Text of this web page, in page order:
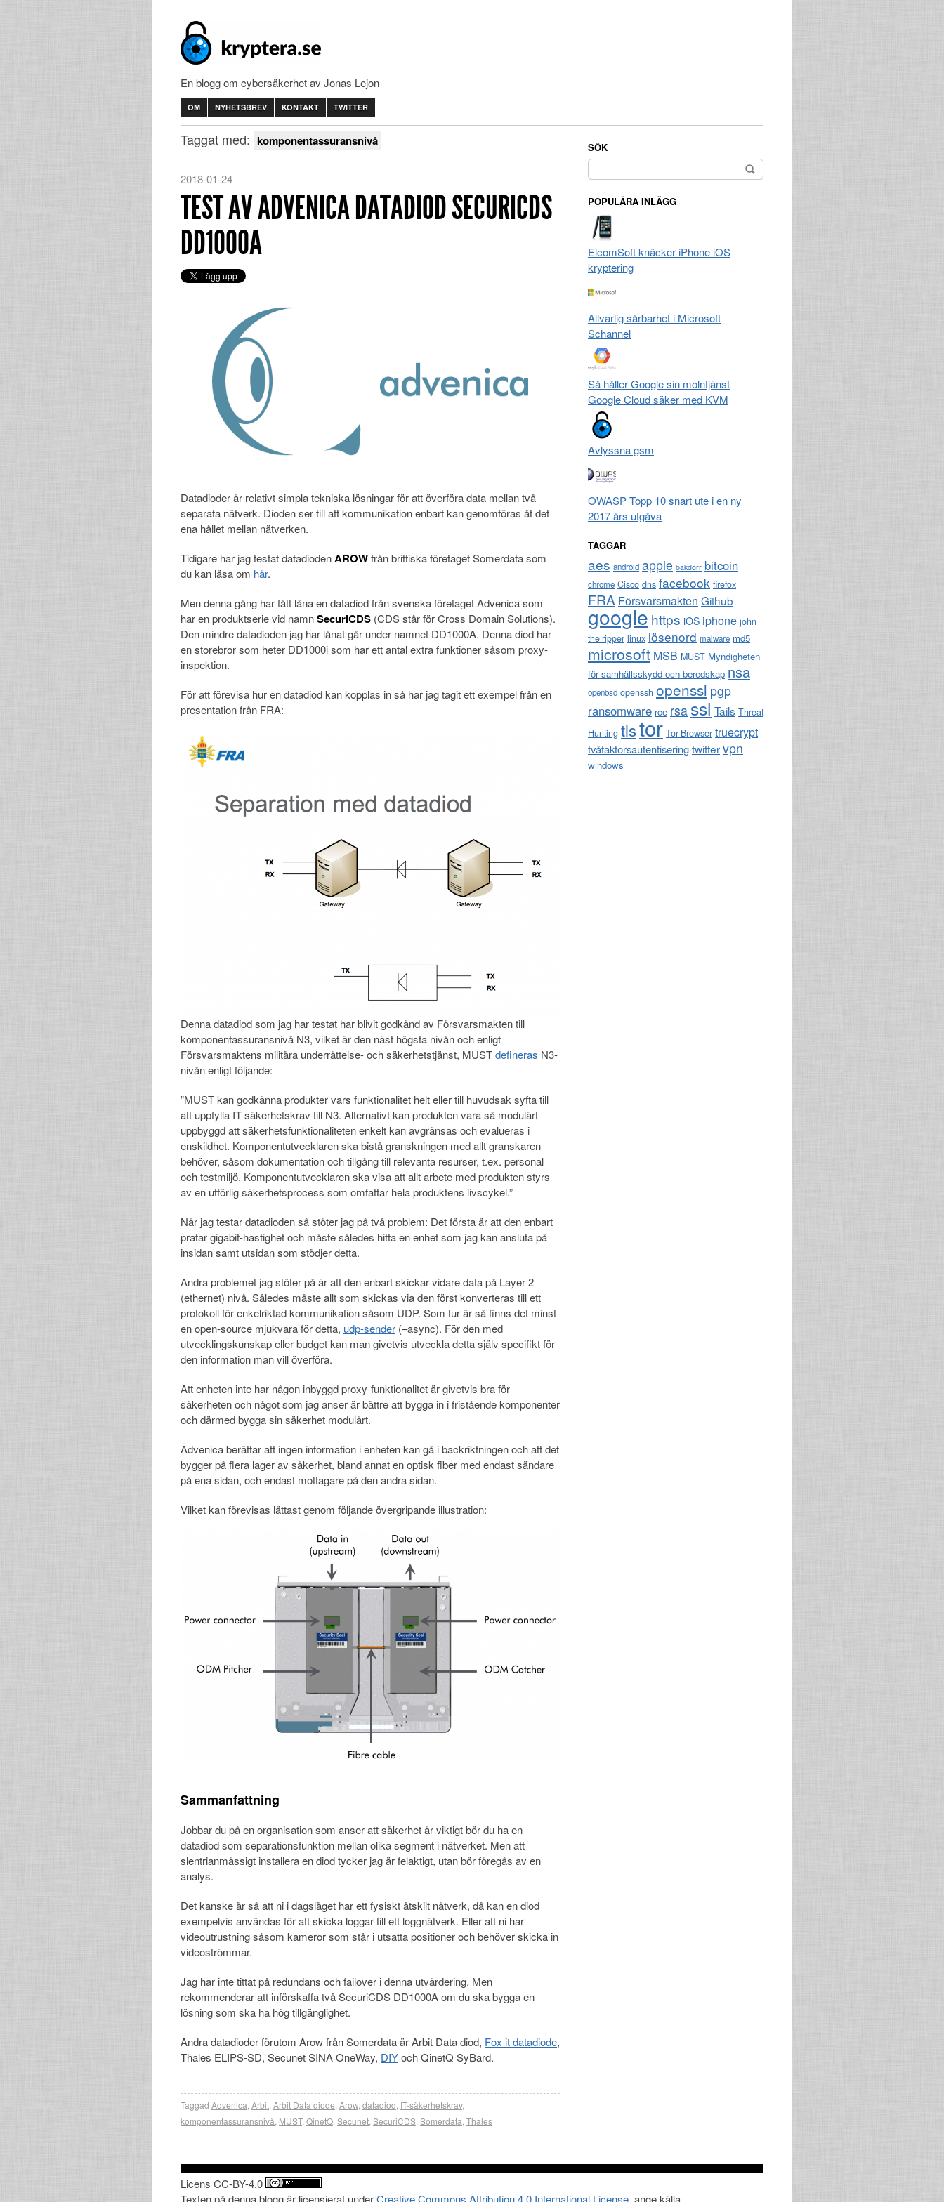
En blogg om cybersäkerhet av Jonas Lejon
OM NYHETSBREV KONTAKT TWITTER
Taggat med: komponentassuransnivå
2018-01-24
TEST AV ADVENICA DATADIOD SECURICDS
DD1000A
Datadioder är relativt simpla tekniska lösningar för att överföra data mellan två
separata nätverk. Dioden ser till att kommunikation enbart kan genomföras åt det
ena hållet mellan nätverken.
Tidigare har jag testat datadiodenAROWfrån brittiska företaget Somerdata som
du kan läsa om här.
Men denna gång har fått låna en datadiod från svenska företaget Advenica som
har en produktserie vid namnSecuriCDS (CDS står för Cross Domain Solutions).
Den mindre datadioden jag har lånat går under namnet DD1000A. Denna diod har
en storebror som heter DD1000i som har ett antal extra funktioner såsom proxy-
inspektion.
För att förevisa hur en datadiod kan kopplas in så har jag tagit ett exempel från en
presentation från FRA:
Denna datadiod som jag har testat har blivit godkänd av Försvarsmakten till
komponentassuransnivå N3, vilket är den näst högsta nivån och enligt
Försvarsmaktens militära underrättelse- och säkerhetstjänst, MUSTdefineras N3-
nivån enligt följande:
”MUST kan godkänna produkter vars funktionalitet helt eller till huvudsak syfta till
att uppfylla IT-säkerhetskrav till N3. Alternativt kan produkten vara så modulärt
uppbyggd att säkerhetsfunktionaliteten enkelt kan avgränsas och evalueras i
enskildhet. Komponentutvecklaren ska bistå granskningen med allt granskaren
behöver, såsom dokumentation och tillgång till relevanta resurser, t.ex. personal
och testmiljö. Komponentutvecklaren ska visa att allt arbete med produkten styrs
av en utförlig säkerhetsprocess som omfattar hela produktens livscykel.”
När jag testar datadioden så stöter jag på två problem: Det första är att den enbart
pratar gigabit-hastighet och måste således hitta en enhet som jag kan ansluta på
insidan samt utsidan som stödjer detta.
Andra problemet jag stöter på är att den enbart skickar vidare data på Layer 2
(ethernet) nivå. Således måste allt som skickas via den först konverteras till ett
protokoll för enkelriktad kommunikation såsom UDP. Som tur är så finns det minst
en open-source mjukvara för detta, udp-sender (–async). För den med
utvecklingskunskap eller budget kan man givetvis utveckla detta själv specifikt för
den information man vill överföra.
Att enheten inte har någon inbyggd proxy-funktionalitet är givetvis bra för
säkerheten och något som jag anser är bättre att bygga in i fristående komponenter
och därmed bygga sin säkerhet modulärt.
Advenica berättar att ingen information i enheten kan gå i backriktningen och att det
bygger på flera lager av säkerhet, bland annat en optisk fiber med endast sändare
på ena sidan, och endast mottagare på den andra sidan.
Vilket kan förevisas lättast genom följande övergripande illustration:
Sammanfattning
Jobbar du på en organisation som anser att säkerhet är viktigt bör du ha en
datadiod som separationsfunktion mellan olika segment i nätverket. Men att
slentrianmässigt installera en diod tycker jag är felaktigt, utan bör föregås av en
analys.
Det kanske är så att ni i dagsläget har ett fysiskt åtskilt nätverk, då kan en diod
exempelvis användas för att skicka loggar till ett loggnätverk. Eller att ni har
videoutrustning såsom kameror som står i utsatta positioner och behöver skicka in
videoströmmar.
Jag har inte tittat på redundans och failover i denna utvärdering. Men
rekommenderar att införskaffa två SecuriCDS DD1000A om du ska bygga en
lösning som ska ha hög tillgänglighet.
Andra datadioder förutom Arow från Somerdata är Arbit Data diod, Fox it datadiode,
Thales ELIPS-SD, Secunet SINA OneWay, DIYoch QinetQ SyBard.
Taggad Advenica Arbit Arbit Data diode Arow, datadiod IT-säkerhetskrav,
komponentassuransnivå MUST, QinetQ Secunet SecuriCDS Somerdata Thales
SÖK
Sök
efter:
POPULÄRA INLÄGG
ElcomSoft knäcker iPhone iOS
kryptering
Allvarlig sårbarhet i Microsoft
Schannel
Så håller Google sin molntjänst
Google Cloud säker med KVM
Avlyssna gsm
OWASP Topp 10 snart ute i en ny
2017 års utgåva
TAGGAR
aes android apple bakdörr bitcoin
chrome Cisco dns facebook firefox
FRA Försvarsmakten Github
google https iOS iphone john
the ripper linux lösenord malware md5
microsoft MSB MUST Myndigheten
för samhällsskydd och beredskap nsa
openbsd openssh openssl pgp
ransomware rce rsa ssl Tails Threat
Hunting tlstor Tor Browser truecrypt
tvåfaktorsautentiseringtwittervpn
windows
Licens CC-BY-4.0
Texten på denna blogg är licensierat underCreative Commons Attribution 4.0 International License , ange källa.